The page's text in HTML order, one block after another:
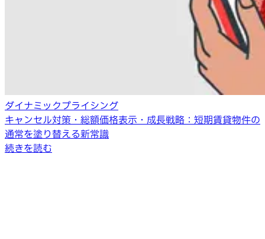
ダイナミックプライシング
キャンセル対策・総額価格表示・成長戦略：短期賃貸物件の
通常を塗り替える新常識
続きを読む